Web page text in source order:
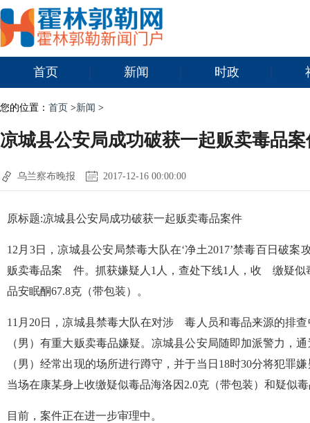
首页 新闻 时政
您的位置： 首页 >新闻 >
凉城县公安局成功破获一起贩卖毒品案
乌兰察布晚报 2017-12-16 00:00:00
原标题:凉城县公安局成功破获一起贩卖毒品案件
12月3日，凉城县公安局禁毒大队在‘净土2017’禁毒百日破
贩卖毒品案 件。抓获嫌疑人1人，查处下线1人，收 缴疑
品安眠酮67.8克（带包装）。
11月20日，凉城县禁毒大队在对涉 毒人员和毒品来源的排
（男）有重大贩卖毒品嫌疑。凉城县公安局随即加派警力，
（男）经常出现的场所进行蹲守，并于当日18时30分将犯罪
当场在康某身上收缴疑似毒品海洛因2.0克（带包装）和疑似
目前，案件正在进一步审理中。